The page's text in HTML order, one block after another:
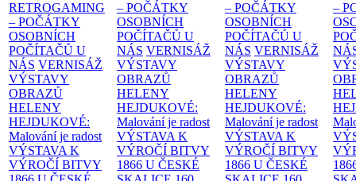
RETROGAMING
– POČÁTKY
OSOBNÍCH
POČÍTAČŮ U
NÁS VERNISÁŽ
VÝSTAVY
OBRAZŮ
HELENY
HEJDUKOVÉ:
Malování je radost
VÝSTAVA K
VÝROČÍ BITVY
– POČÁTKY
OSOBNÍCH
POČÍTAČŮ U
NÁS VERNISÁŽ
VÝSTAVY
OBRAZŮ
HELENY
HEJDUKOVÉ:
Malování je radost
VÝSTAVA K
VÝROČÍ BITVY
1866 U ČESKÉ
– POČÁTKY
OSOBNÍCH
POČÍTAČŮ U
NÁS VERNISÁŽ
VÝSTAVY
OBRAZŮ
HELENY
HEJDUKOVÉ:
Malování je radost
VÝSTAVA K
VÝROČÍ BITVY
1866 U ČESKÉ
–